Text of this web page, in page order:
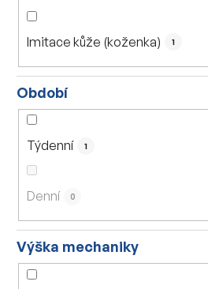
Imitace kůže (koženka) 1
Období
Týdenní 1
Denní 0
Výška mechaniky